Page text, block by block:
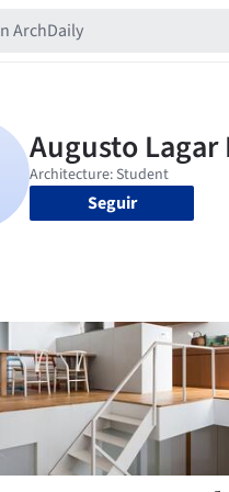
Seguir